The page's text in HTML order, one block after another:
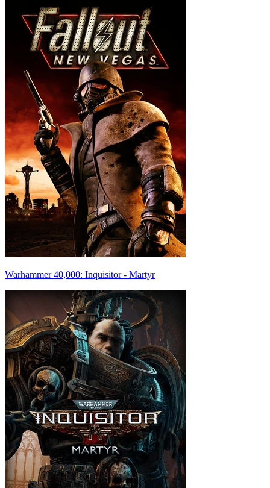
Warhammer 40,000: Inquisitor - Martyr